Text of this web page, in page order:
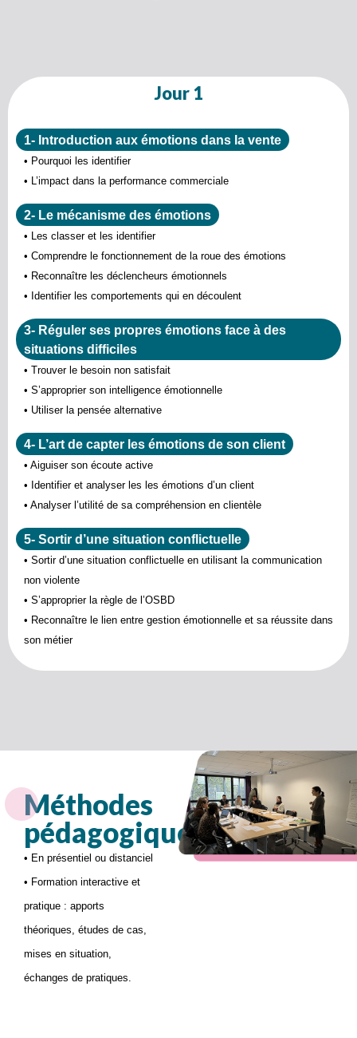
Jour 1
1- Introduction aux émotions dans la vente
• Pourquoi les identifier
• L’impact dans la performance commerciale
2- Le mécanisme des émotions
• Les classer et les identifier
• Comprendre le fonctionnement de la roue des émotions
• Reconnaître les déclencheurs émotionnels
• Identifier les comportements qui en découlent
3- Réguler ses propres émotions face à des
situations difficiles
• Trouver le besoin non satisfait
• S’approprier son intelligence émotionnelle
• Utiliser la pensée alternative
4- L’art de capter les émotions de son client
• Aiguiser son écoute active
• Identifier et analyser les les émotions d’un client
• Analyser l’utilité de sa compréhension en clientèle
5- Sortir d’une situation conflictuelle
• Sortir d’une situation conflictuelle en utilisant la communication
non violente
• S’approprier la règle de l’OSBD
• Reconnaître le lien entre gestion émotionnelle et sa réussite dans
son métier
Méthodes
pédagogiques
• En présentiel ou distanciel
• Formation interactive et
pratique : apports
théoriques, études de cas,
mises en situation,
échanges de pratiques.